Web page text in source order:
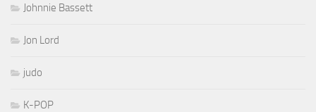
Johnnie Bassett
Jon Lord
judo
K-POP